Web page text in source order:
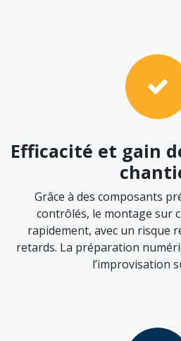
Efficacité et gain
Grâce à des composants
contrôlés, le montage sur
rapidement, avec un risque
retards. La préparation
l’improvisation